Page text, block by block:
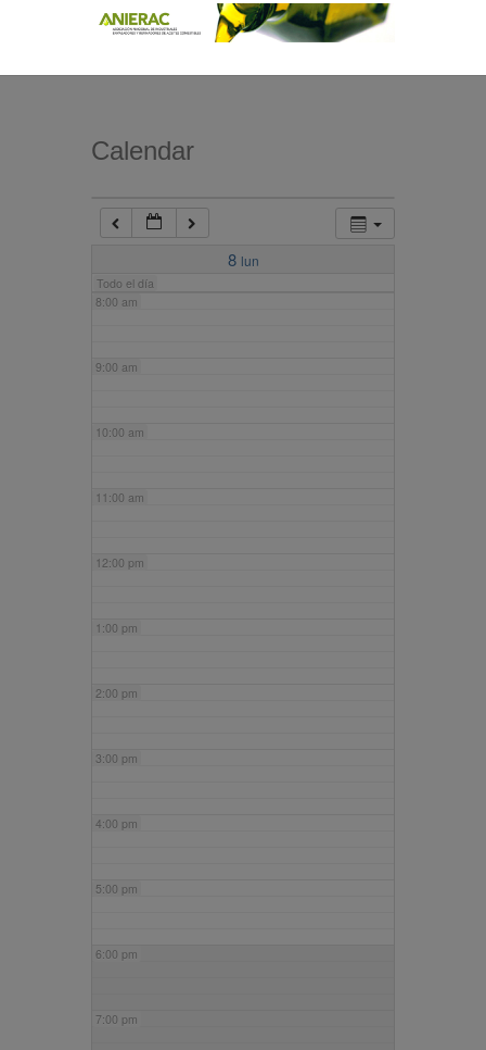
Calendar
8 lun
Todo el día
7:00 am
8:00 am
9:00 am
10:00 am
11:00 am
12:00 pm
1:00 pm
2:00 pm
3:00 pm
4:00 pm
5:00 pm
6:00 pm
7:00 pm